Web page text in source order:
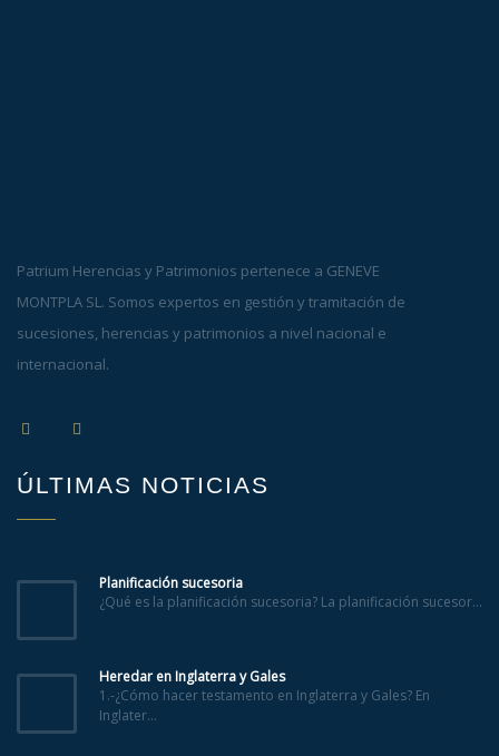
Patrium Herencias y Patrimonios pertenece a GENEVE
MONTPLA SL. Somos expertos en gestión y tramitación de
sucesiones, herencias y patrimonios a nivel nacional e
internacional.
ÚLTIMAS NOTICIAS
Planificación sucesoria
¿Qué es la planificación sucesoria? La planificación sucesor...
Heredar en Inglaterra y Gales
1.-¿Cómo hacer testamento en Inglaterra y Gales? En
Inglater...